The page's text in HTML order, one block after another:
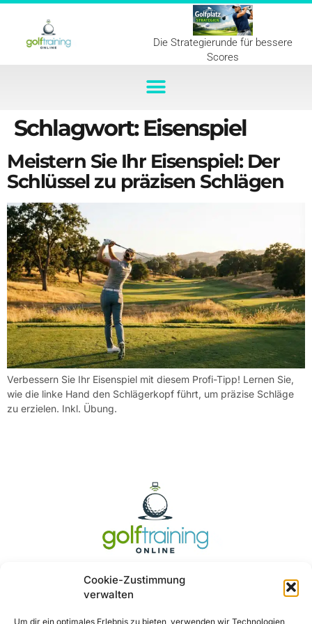
Cookie-Zustimmung
verwalten
Um dir ein optimales Erlebnis zu bieten, verwenden wir Technologien
Die Strategierunde für bessere
Scores
Schlagwort:Eisenspiel
Meistern Sie Ihr Eisenspiel: Der
Schlüssel zu präzisen Schlägen
Verbessern Sie Ihr Eisenspiel mit diesem Profi-Tipp! Lernen Sie,
wie die linke Hand den Schlägerkopf führt, um präzise Schläge
zu erzielen. Inkl. Übung.